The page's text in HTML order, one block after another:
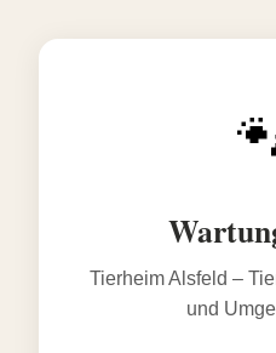
Tierheim Alsfeld –
und